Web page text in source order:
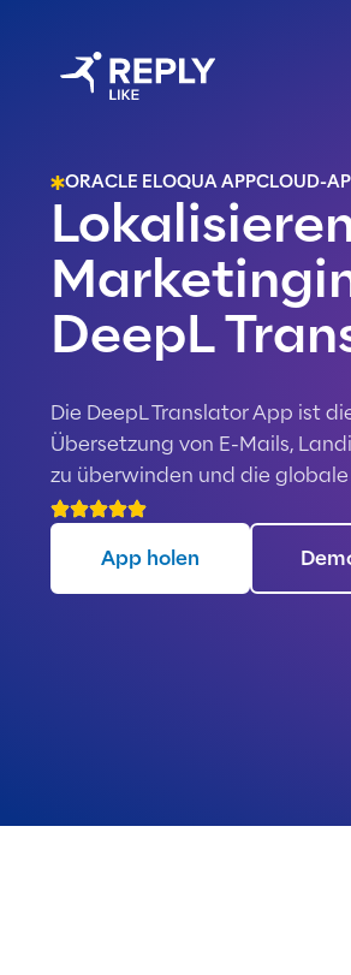
ORACLE ELOQUA APPCLOUD-
DeepL
Die DeepL Translator App ist
Übersetzung von E-Mails,
zu überwinden und die
App holen